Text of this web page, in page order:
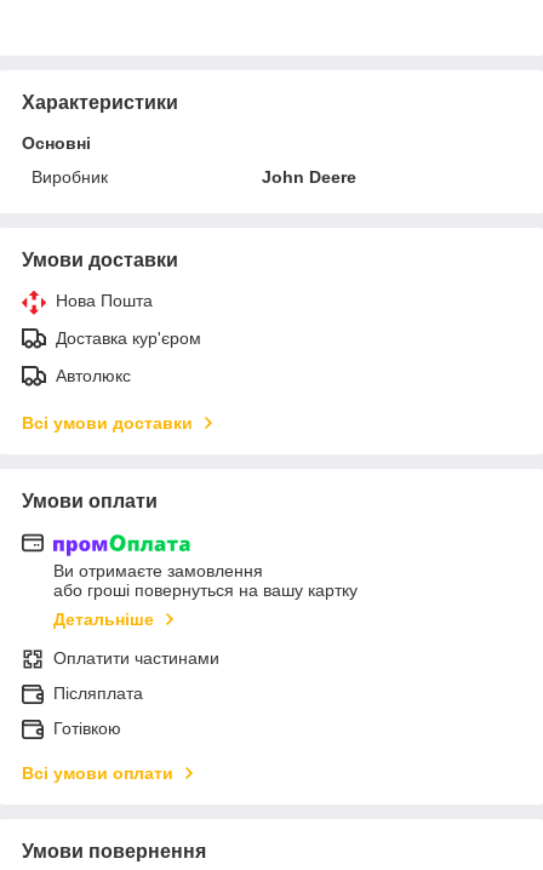
Характеристики
Основні
Виробник
John Deere
Умови доставки
Нова Пошта
Доставка кур'єром
Автолюкс
Всі умови доставки
Умови оплати
Ви отримаєте замовлення
або гроші повернуться на вашу картку
Детальніше
Оплатити частинами
Післяплата
Готівкою
Всі умови оплати
Умови повернення